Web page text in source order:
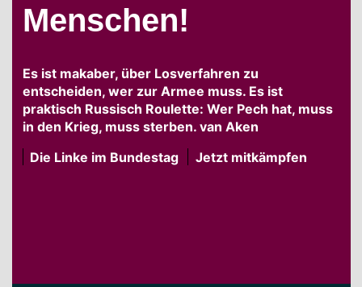
Menschen!
Es ist makaber, über Losverfahren zu
entscheiden, wer zur Armee muss. Es ist
praktisch Russisch Roulette: Wer Pech hat, muss
in den Krieg, muss sterben. van Aken
Die Linke im Bundestag
Jetzt mitkämpfen